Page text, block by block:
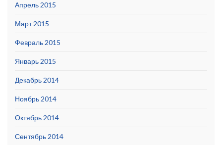
Апрель 2015
Март 2015
Февраль 2015
Январь 2015
Декабрь 2014
Ноябрь 2014
Октябрь 2014
Сентябрь 2014